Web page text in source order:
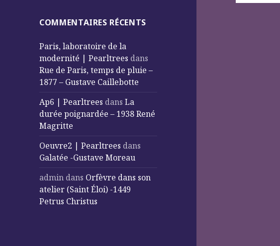
COMMENTAIRES RÉCENTS
Paris, laboratoire de la
modernité | Pearltrees dans
Rue de Paris, temps de pluie –
1877 – Gustave Caillebotte
Ap6 | Pearltrees dansLa
durée poignardée – 1938 René
Magritte
Oeuvre2 | Pearltrees dans
Galatée -Gustave Moreau
admin dans Orfèvre dans son
atelier (Saint Éloi) -1449
Petrus Christus